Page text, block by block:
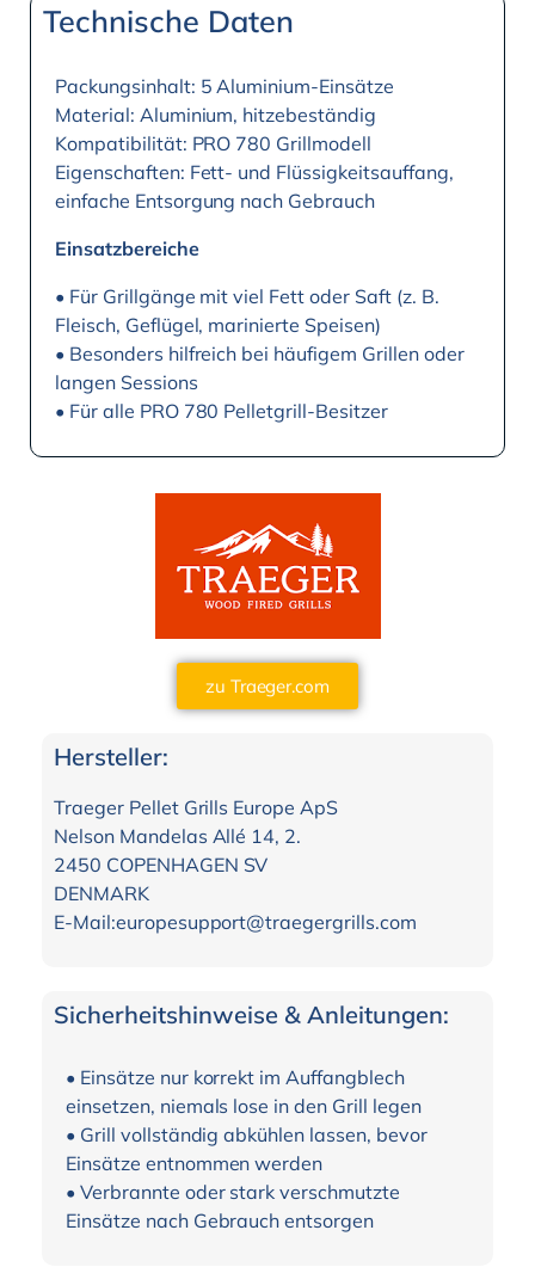
Technische Daten
Packungsinhalt: 5 Aluminium-Einsätze
Material: Aluminium, hitzebeständig
Kompatibilität: PRO 780 Grillmodell
Eigenschaften: Fett- und Flüssigkeitsauffang,
einfache Entsorgung nach Gebrauch
Einsatzbereiche
• Für Grillgänge mit viel Fett oder Saft (z. B.
Fleisch, Geflügel, marinierte Speisen)
• Besonders hilfreich bei häufigem Grillen oder
langen Sessions
• Für alle PRO 780 Pelletgrill-Besitzer
zu Traeger.com
Hersteller:
Traeger Pellet Grills Europe ApS
Nelson Mandelas Allé 14, 2.
2450 COPENHAGEN SV
DENMARK
E-Mail:europesupport@traegergrills.com
Sicherheitshinweise & Anleitungen:
• Einsätze nur korrekt im Auffangblech
einsetzen, niemals lose in den Grill legen
• Grill vollständig abkühlen lassen, bevor
Einsätze entnommen werden
• Verbrannte oder stark verschmutzte
Einsätze nach Gebrauch entsorgen